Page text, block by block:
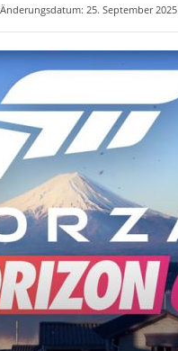
Änderungsdatum: 25. September 2025